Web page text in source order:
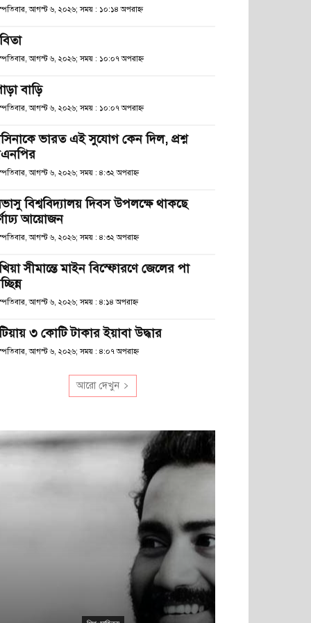
আগস্ট ৬, ২০২৬; সময় : ১০:১৪ অপরাহ্ণ
আগস্ট ৬, ২০২৬; সময় : ১০:০৭ অপরাহ্ণ
বাড়ি
আগস্ট ৬, ২০২৬; সময় : ১০:০৭ অপরাহ্ণ
ভারত এই সুযোগ কেন দিল, প্রশ্ন
আগস্ট ৬, ২০২৬; সময় : ৪:৩২ অপরাহ্ণ
বিশ্ববিদ্যালয় দিবস উপলক্ষে থাকছে
আয়োজন
আগস্ট ৬, ২০২৬; সময় : ৪:৩২ অপরাহ্ণ
সীমান্তে মাইন বিস্ফোরণে জেলের পা
আগস্ট ৬, ২০২৬; সময় : ৪:১৪ অপরাহ্ণ
৩ কোটি টাকার ইয়াবা উদ্ধার
আগস্ট ৬, ২০২৬; সময় : ৪:০৭ অপরাহ্ণ
আরো দেখুন